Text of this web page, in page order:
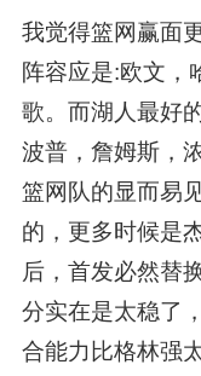
我觉得篮网赢面
阵容应是:欧文，
歌。而湖人最好
波普，詹姆斯，
篮网队的显而易
的，更多时候是
后，首发必然替
分实在是太稳了
合能力比格林强